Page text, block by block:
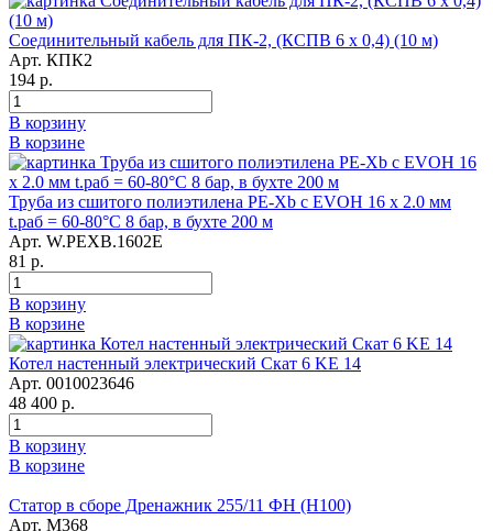
Соединительный кабель для ПК-2, (КСПВ 6 х 0,4) (10 м)
Арт. КПК2
194 р.
В корзину
В корзине
Труба из сшитого полиэтилена PE-Xb с EVOH 16 x 2.0 мм
t.раб = 60-80°C 8 бар, в бухте 200 м
Арт. W.PEXB.1602E
81 р.
В корзину
В корзине
Котел настенный электрический Скат 6 KE 14
Арт. 0010023646
48 400 р.
В корзину
В корзине
Статор в сборе Дренажник 255/11 ФН (Н100)
Арт. М368